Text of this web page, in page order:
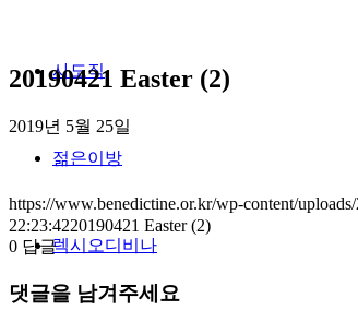
사도직
젊은이방
렉시오디비나
20190421 Easter (2)
2019년 5월 25일
https://www.benedictine.or.kr/wp-content/
22:23:4220190421 Easter (2)
0 답글
댓글을 남겨주세요